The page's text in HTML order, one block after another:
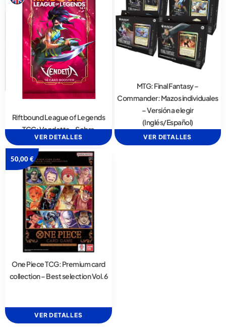
Riftbound League of Legends
TCG: Vendetta – Sobre
VER DETALLES
MTG: Final Fantasy –
Commander: Mazos individuales
– Versión a elegir
(Inglés/Español)
VER DETALLES
50,00€
One Piece TCG: Premium card
collection – Best selection Vol.6
VER DETALLES